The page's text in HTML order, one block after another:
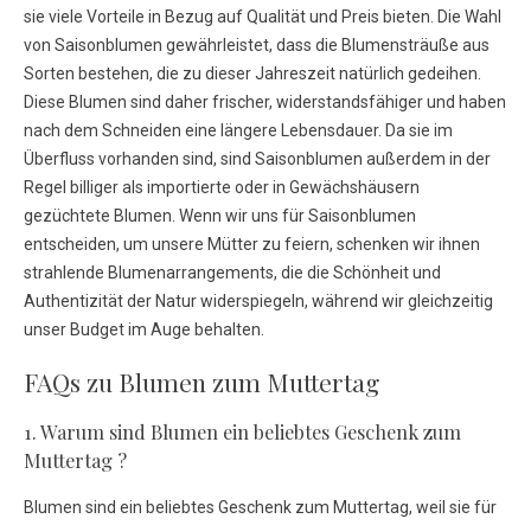
sie viele Vorteile in Bezug auf Qualität und Preis bieten. Die Wahl
von Saisonblumen gewährleistet, dass die Blumensträuße aus
Sorten bestehen, die zu dieser Jahreszeit natürlich gedeihen.
Diese Blumen sind daher frischer, widerstandsfähiger und haben
nach dem Schneiden eine längere Lebensdauer. Da sie im
Überfluss vorhanden sind, sind Saisonblumen außerdem in der
Regel billiger als importierte oder in Gewächshäusern
gezüchtete Blumen. Wenn wir uns für Saisonblumen
entscheiden, um unsere Mütter zu feiern, schenken wir ihnen
strahlende Blumenarrangements, die die Schönheit und
Authentizität der Natur widerspiegeln, während wir gleichzeitig
unser Budget im Auge behalten.
FAQs zu Blumen zum Muttertag
1. Warum sind Blumen ein beliebtes Geschenk zum
Muttertag ?
Blumen sind ein beliebtes Geschenk zum Muttertag, weil sie für